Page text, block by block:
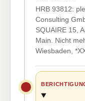
HRB 93812:
Consulting
SQUAIRE 15,
Main. Nicht
Wiesbaden,